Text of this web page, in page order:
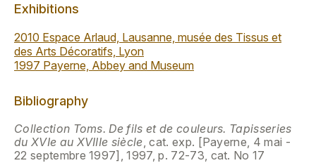
Exhibitions
2010 Espace Arlaud, Lausanne, musée des Tissus et
des Arts Décoratifs, Lyon
1997 Payerne, Abbey and Museum
Bibliography
Collection Toms. De fils et de couleurs. Tapisseries
du XVIe au XVIIIe siècle , cat. exp. [Payerne, 4 mai -
22 septembre 1997], 1997, p. 72-73, cat. No 17